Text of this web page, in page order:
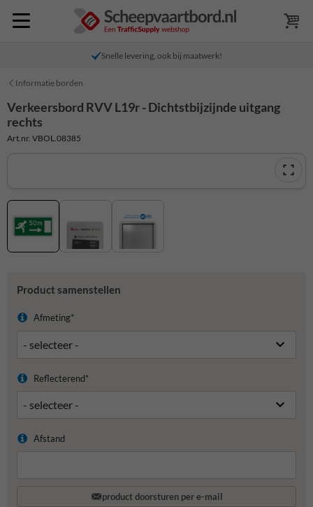
Snelle levering, ook bij maatwerk!
Informatie borden
Verkeersbord RVV L19r - Dichtstbijzijnde uitgang
rechts
Art.nr. VBOL.08385
Product samenstellen
Afmeting*
Reflecterend*
Afstand
product doorsturen per e-mail